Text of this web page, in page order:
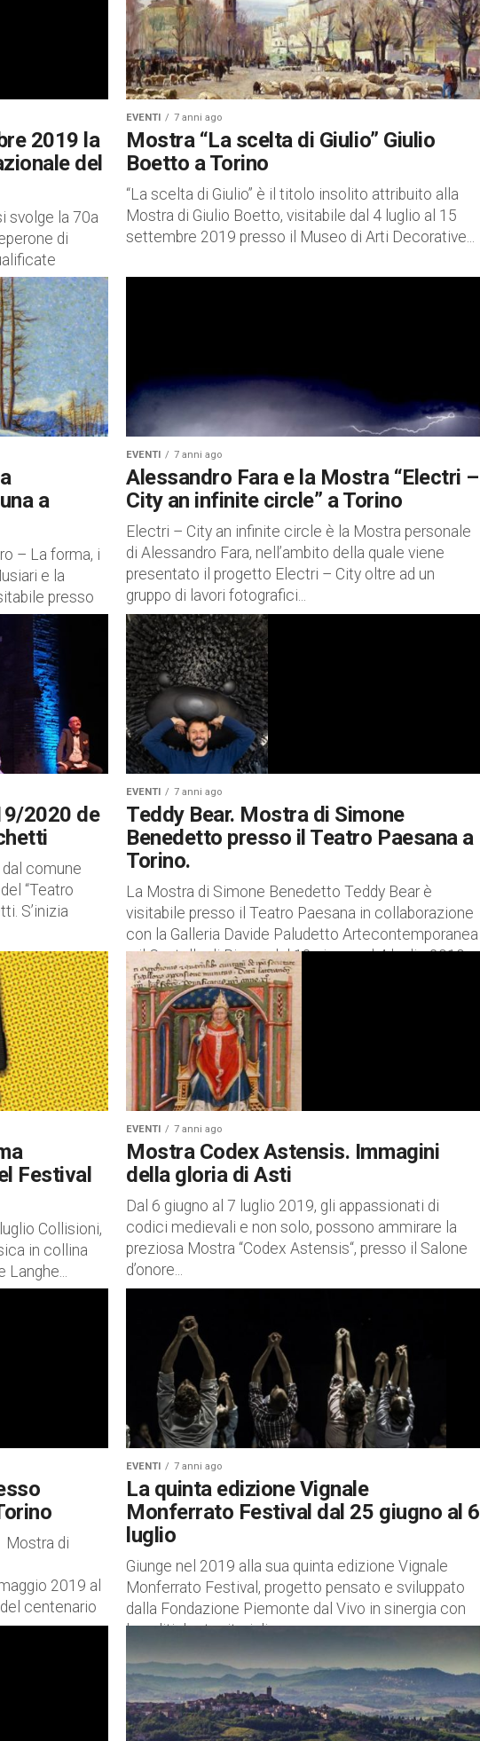
2019 la
del
svolge la 70a
di
EVENTI 7 anni ago
Mostra “La scelta di Giulio” Giulio
Boetto a Torino
“La scelta di Giulio” è il titolo insolito attribuito alla
Mostra di Giulio Boetto, visitabile dal 4 luglio al 15
settembre 2019 presso il Museo di Arti Decorative...
a
– La forma, i
e la
presso
EVENTI 7 anni ago
Alessandro Fara e la Mostra “Electri –
City an infinite circle” a Torino
Electri – City an infinite circle è la Mostra personale
di Alessandro Fara, nell’ambito della quale viene
presentato il progetto Electri – City oltre ad un
gruppo di lavori fotografici...
2020 de
dal comune
“Teatro
S’inizia
EVENTI 7 anni ago
Teddy Bear. Mostra di Simone
Benedetto presso il Teatro Paesana a
Torino.
La Mostra di Simone Benedetto Teddy Bear è
visitabile presso il Teatro Paesana in collaborazione
con la Galleria Davide Paludetto Artecontemporanea
e il Castello di Rivara, dal 13 giugno al 4 luglio 2019.
Le...
Festival
Collisioni,
in collina
Langhe...
EVENTI 7 anni ago
Mostra Codex Astensis. Immagini
della gloria di Asti
Dal 6 giugno al 7 luglio 2019, gli appassionati di
codici medievali e non solo, possono ammirare la
preziosa Mostra “Codex Astensis“, presso il Salone
d’onore...
Mostra di
2019 al
centenario
EVENTI 7 anni ago
La quinta edizione Vignale
Monferrato Festival dal 25 giugno al 6
luglio
Giunge nel 2019 alla sua quinta edizione Vignale
Monferrato Festival, progetto pensato e sviluppato
dalla Fondazione Piemonte dal Vivo in sinergia con
le politiche territoriali messe...